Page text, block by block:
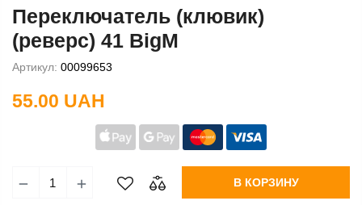
Переключатель (клювик)
(реверс) 41 BigM
Артикул: 00099653
55.00 UAH
В КОРЗИНУ